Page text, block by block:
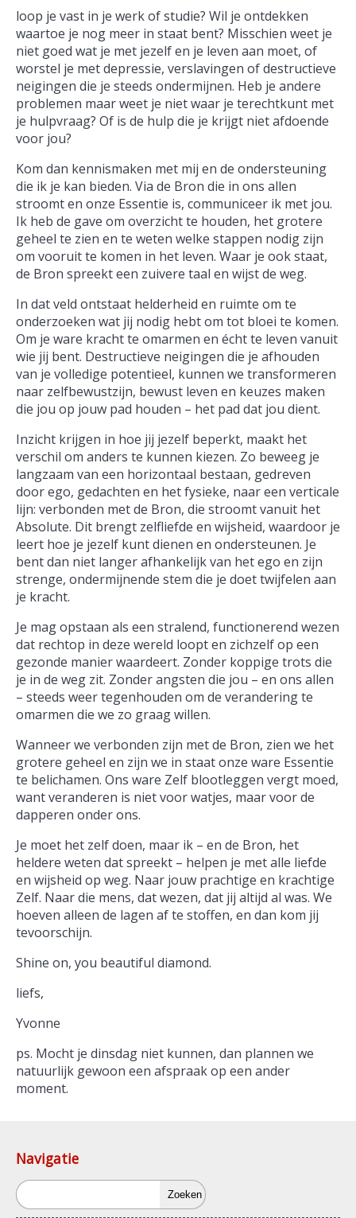
loop je vast in je werk of studie? Wil je ontdekken
waartoe je nog meer in staat bent? Misschien weet je
niet goed wat je met jezelf en je leven aan moet, of
worstel je met depressie, verslavingen of destructieve
neigingen die je steeds ondermijnen. Heb je andere
problemen maar weet je niet waar je terechtkunt met
je hulpvraag? Of is de hulp die je krijgt niet afdoende
voor jou?
Kom dan kennismaken met mij en de ondersteuning
die ik je kan bieden. Via de Bron die in ons allen
stroomt en onze Essentie is, communiceer ik met jou.
Ik heb de gave om overzicht te houden, het grotere
geheel te zien en te weten welke stappen nodig zijn
om vooruit te komen in het leven. Waar je ook staat,
de Bron spreekt een zuivere taal en wijst de weg.
In dat veld ontstaat helderheid en ruimte om te
onderzoeken wat jij nodig hebt om tot bloei te komen.
Om je ware kracht te omarmen en écht te leven vanuit
wie jij bent. Destructieve neigingen die je afhouden
van je volledige potentieel, kunnen we transformeren
naar zelfbewustzijn, bewust leven en keuzes maken
die jou op jouw pad houden – het pad dat jou dient.
Inzicht krijgen in hoe jij jezelf beperkt, maakt het
verschil om anders te kunnen kiezen. Zo beweeg je
langzaam van een horizontaal bestaan, gedreven
door ego, gedachten en het fysieke, naar een verticale
lijn: verbonden met de Bron, die stroomt vanuit het
Absolute. Dit brengt zelfliefde en wijsheid, waardoor je
leert hoe je jezelf kunt dienen en ondersteunen. Je
bent dan niet langer afhankelijk van het ego en zijn
strenge, ondermijnende stem die je doet twijfelen aan
je kracht.
Je mag opstaan als een stralend, functionerend wezen
dat rechtop in deze wereld loopt en zichzelf op een
gezonde manier waardeert. Zonder koppige trots die
je in de weg zit. Zonder angsten die jou – en ons allen
– steeds weer tegenhouden om de verandering te
omarmen die we zo graag willen.
Wanneer we verbonden zijn met de Bron, zien we het
grotere geheel en zijn we in staat onze ware Essentie
te belichamen. Ons ware Zelf blootleggen vergt moed,
want veranderen is niet voor watjes, maar voor de
dapperen onder ons.
Je moet het zelf doen, maar ik – en de Bron, het
heldere weten dat spreekt – helpen je met alle liefde
en wijsheid op weg. Naar jouw prachtige en krachtige
Zelf. Naar die mens, dat wezen, dat jij altijd al was. We
hoeven alleen de lagen af te stoffen, en dan kom jij
tevoorschijn.
Shine on, you beautiful diamond.
liefs,
Yvonne
ps. Mocht je dinsdag niet kunnen, dan plannen we
natuurlijk gewoon een afspraak op een ander
moment.
Navigatie
Zoeken